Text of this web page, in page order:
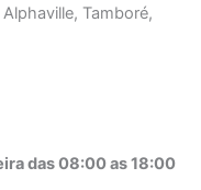
Tamboré,
das 08:00 as 18:00